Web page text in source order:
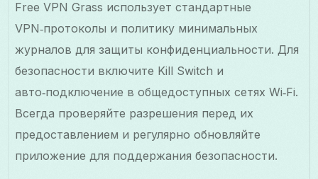
Free VPN Grass использует стандартные
VPN‑протоколы и политику минимальных
журналов для защиты конфиденциальности. Для
безопасности включите Kill Switch и
авто‑подключение в общедоступных сетях Wi‑Fi.
Всегда проверяйте разрешения перед их
предоставлением и регулярно обновляйте
приложение для поддержания безопасности.